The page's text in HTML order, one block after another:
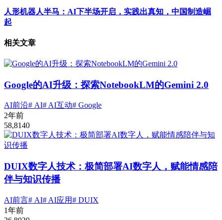
人形机器人半马：AI下半场开启，实践出真知，中国制造崛
起
相关文章
Google的AI升级：探索NotebookLM的Gemini 2.0
AI前沿# AI# AI互动# Google
2年前
58,8140
DUIX数字人技术：极简部署AI数字人，赋能情感陪
伴与知识传播
AI前言# AI# AI应用# DUIX
1年前